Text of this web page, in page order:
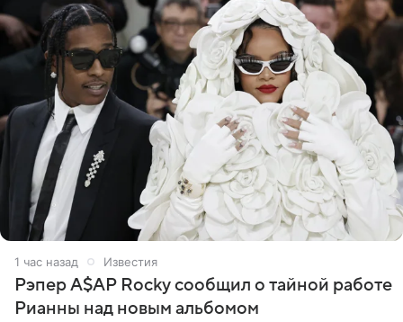
1 час назад Известия
Рэпер A$AP Rocky сообщил о тайной работе
Рианны над новым альбомом